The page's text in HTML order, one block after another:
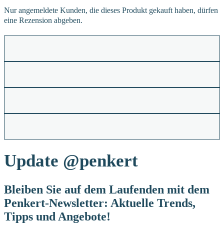
Nur angemeldete Kunden, die dieses Produkt gekauft haben, dürfen
eine Rezension abgeben.
Update @penkert
Bleiben Sie auf dem Laufenden mit dem
Penkert-Newsletter: Aktuelle Trends,
Tipps und Angebote!